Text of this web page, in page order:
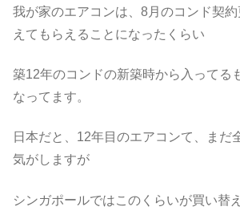
我が家のエアコンは、8月のコンド契
えてもらえることになったくらい
築12年のコンドの新築時から入ってる
なってます。
日本だと、12年目のエアコンて、まだ
気がしますが
シンガポールではこのくらいが買い替